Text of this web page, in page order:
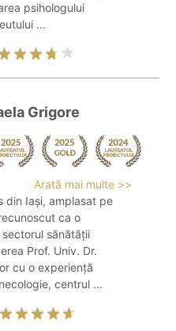
psihologului
...
Grigore
Arată mai multe >>
din Iași, amplasat pe
ca o
sănătății
Prof. Univ. Dr.
cu o experiență
centrul ...